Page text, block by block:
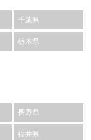
千葉県
栃木県
長野県
福井県